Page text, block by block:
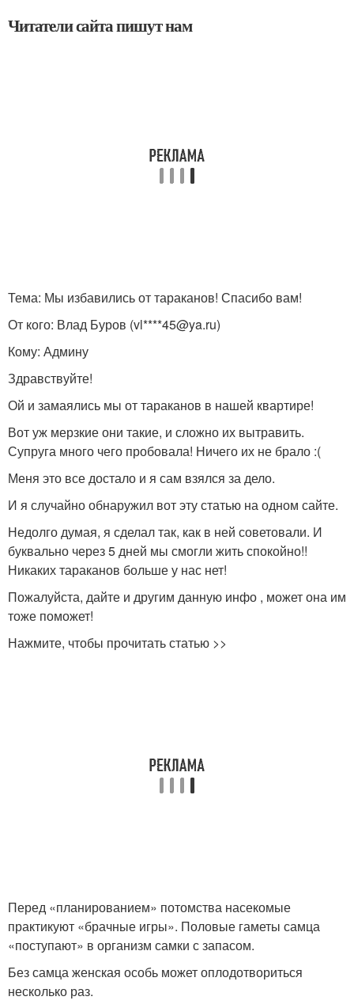
Читатели сайта пишут нам
Тема: Мы избавились от тараканов! Спасибо вам!
От кого: Влад Буров (vl****45@ya.ru)
Кому: Админу
Здравствуйте!
Ой и замаялись мы от тараканов в нашей квартире!
Вот уж мерзкие они такие, и сложно их вытравить.
Супруга много чего пробовала! Ничего их не брало :(
Меня это все достало и я сам взялся за дело.
И я случайно обнаружил вот эту статью на одном сайте.
Недолго думая, я сделал так, как в ней советовали. И
буквально через 5 дней мы смогли жить спокойно!!
Никаких тараканов больше у нас нет!
Пожалуйста, дайте и другим данную инфо , может она им
тоже поможет!
Нажмите, чтобы прочитать статью >>
Перед «планированием» потомства насекомые
практикуют «брачные игры». Половые гаметы самца
«поступают» в организм самки с запасом.
Без самца женская особь может оплодотвориться
несколько раз.